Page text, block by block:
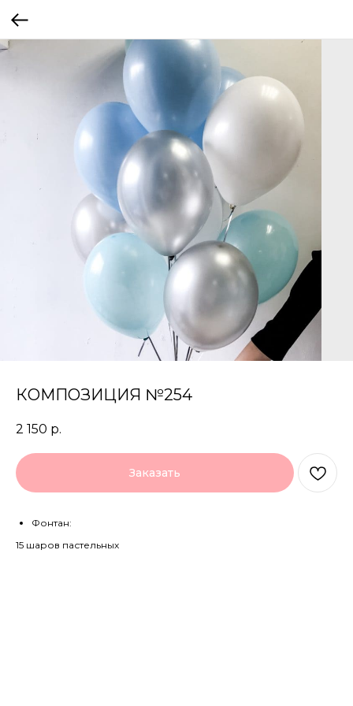
КОМПОЗИЦИЯ №254
2 150 р.
Заказать
Фонтан:
15 шаров пастельных